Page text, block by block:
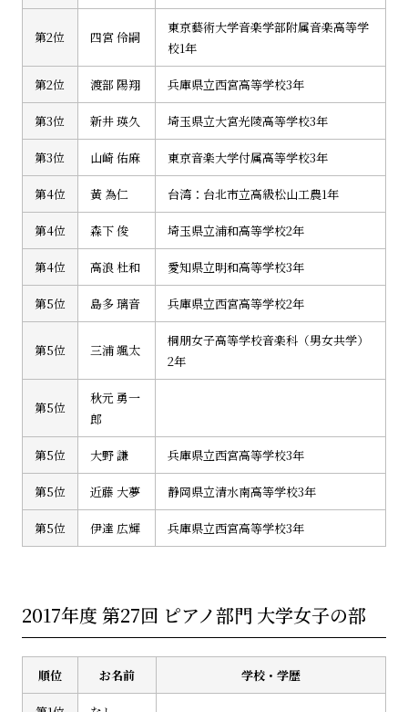
第2位 四宮 伶嗣
東京藝術大学音楽学部附属音楽高等学
校1年
第2位 渡部 陽翔 兵庫県立西宮高等学校3年
第3位 新井 瑛久 埼玉県立大宮光陵高等学校3年
第3位 山崎 佑麻 東京音楽大学付属高等学校3年
第4位 黃 為仁 台湾：台北市立高級松山工農1年
第4位 森下 俊 埼玉県立浦和高等学校2年
第4位 高浪 杜和 愛知県立明和高等学校3年
第5位 島多 璃音 兵庫県立西宮高等学校2年
第5位 三浦 颯太
桐朋女子高等学校音楽科（男女共学）
2年
第5位
秋元 勇一
郎
第5位 大野 謙 兵庫県立西宮高等学校3年
第5位 近藤 大夢 静岡県立清水南高等学校3年
第5位 伊達 広輝 兵庫県立西宮高等学校3年
2017年度 第27回 ピアノ部門 大学女子の部
順位 お名前 学校・学歴